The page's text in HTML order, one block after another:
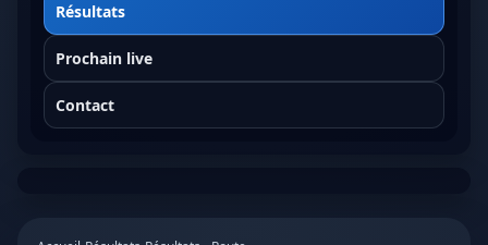
Résultats
Prochain live
Contact